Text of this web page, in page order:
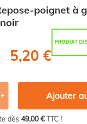
poignet à
PRODUIT
5,20 €
+ Ajouter
dès 49,00 €TTC !